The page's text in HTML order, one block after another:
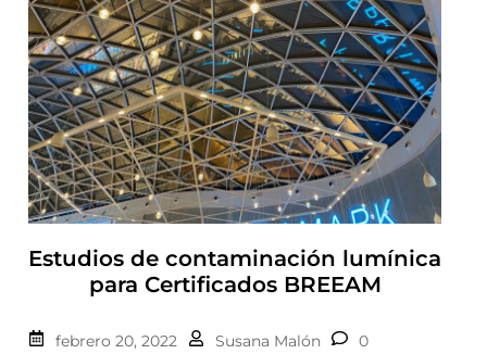
Estudios de contaminación lumínica
para Certificados BREEAM
febrero 20, 2022 Susana Malón 0